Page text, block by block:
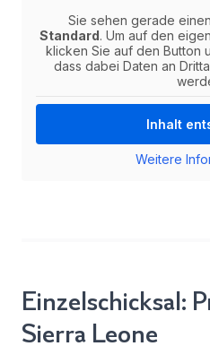
Sie sehen gerade
Standard. Um auf den
klicken Sie auf den Button
dass dabei Daten an
Inhalt
Weitere
Einzelschicksal:
Sierra Leone